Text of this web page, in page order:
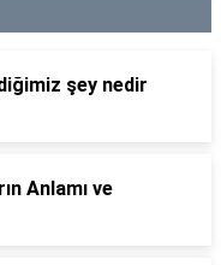
şey nedir
Anlamı ve